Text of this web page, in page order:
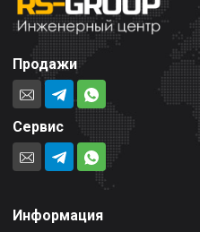
Продажи
Сервис
Информация